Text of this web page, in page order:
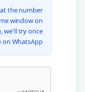
the number
window on
we'll try once
WhatsApp.